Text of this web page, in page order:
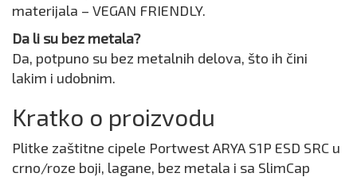
materijala – VEGAN FRIENDLY.
Da li su bez metala?
Da, potpuno su bez metalnih delova, što ih čini
lakim i udobnim.
Kratko o proizvodu
Plitke zaštitne cipele Portwest ARYA S1P ESD SRC u
crno/roze boji, lagane, bez metala i sa SlimCap